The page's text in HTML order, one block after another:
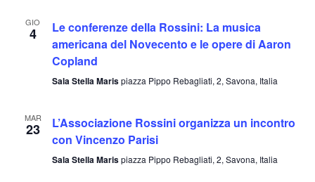
GIO
4
Le conferenze della Rossini: La musica
americana del Novecento e le opere di Aaron
Copland
Sala Stella Marispiazza Pippo Rebagliati, 2, Savona, Italia
MAR
23
L’Associazione Rossini organizza un incontro
con Vincenzo Parisi
Sala Stella Marispiazza Pippo Rebagliati, 2, Savona, Italia